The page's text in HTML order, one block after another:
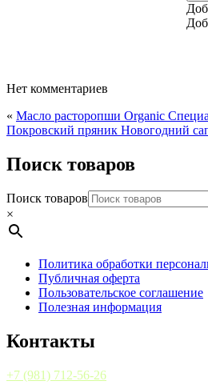
Нет комментариев
« Масло расторопши Organic
Покровский пряник Новогодний
Поиск товаров
Поиск товаров
×
Политика обработки
Публичная оферта
Пользовательское соглашение
Полезная информация
Контакты
+7 (981) 712-56-26